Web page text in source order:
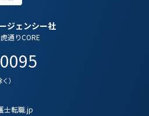
ジェンシー社
通りCORE
）
士転職.jp